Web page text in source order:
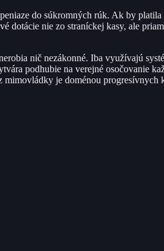
do súkromných rúk. Ak by
dotácie nie zo straníckej kasy, ale
nič nezákonné. Iba využívajú
podhubie na verejné osočovanie
mimovládky je doménou progresívnych